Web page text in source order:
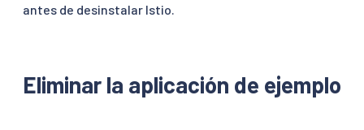
antes de desinstalar Istio.
Eliminar la aplicación de ejemplo